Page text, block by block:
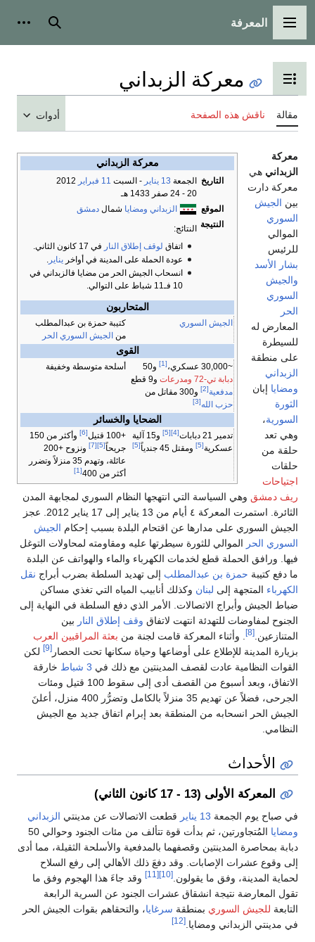
القائمة الرئيسية
المعرفة بحث
تبديل عرض جدول المحتويات
معركة الزبداني
مقالة ناقش هذه الصفحة أدوات
معركة الزبداني
التاريخ الجمعة 13 يناير - السبت 11 فبراير
20 - 24 صفر 1433 هـ
الموقع
الزبداني ومضايا شمال دمشق
النتيجة
النتائج:
اتفاق لوقف إطلاق النار في 17 كانون الثاني.
عودة الحملة على المدينة في أواخر يناير
انسحاب الجيش الحر من مضايا فالزبداني في
10 فـ11 شباط على التوالي.
المتحاربون
الجيش السوري
كتيبة حمزة بن عبدالمطلب
من الجيش السوري الحر
القوى
~30,000 عسكري، [1]
و50
دبابة تي-72
ومدرعات و9 قطع
مدفعية[2]
و300 مقاتل من
حزب الله[3]
أسلحة متوسطة وخفيفة
الضحايا والخسائر
تدمير 21 دبابات [4]
[5]
و15 آلية
عسكرية[5] ومقتل 45 جندياً [5]
+100 قتيل [6]
وأكثر من 150
جريحاً[5]
[7]
ونزوح +200
عائلة، وتهدم 35 منزلاً وتضرر
أكثر من 400
[1]
معركة
الزبداني هي
معركة دارت
بين الجيش
السوري
الموالي
للرئيس
بشار الأسد
والجيش
السوري
الحر
المعارض له
للسيطرة
على منطقة
الزبداني
ومضايا إبان
الثورة
السورية،
وهي تعد
حلقة من
حلقات
اجتياحات
ريف دمشق وهي السياسة التي انتهجها النظام السوري لمجابهة المدن
الثائرة. استمرت المعركة ٤ أيام من 13 يناير إلى 17 يناير 2012. عجز
الجيش السوري على مدارها عن اقتحام البلدة بسبب إحكام الجيش
السوري الحر الموالي للثورة سيطرتها عليه ومقاومته لمحاولات التوغل
فيها. ورافق الحملة قطع لخدمات الكهرباء والماء والهواتف عن البلدة
ما دفع كتيبة حمزة بن عبدالمطلب إلى تهديد السلطة بضرب أبراج نقل
الكهرباء المتجهة إلى لبنان وكذلك أنابيب المياه التي تغذي مساكن
ضباط الجيش وأبراج الاتصالات. الأمر الذي دفع السلطة في النهاية إلى
الجنوح لمفاوضات للتهدئة انتهت لاتفاق وقف إطلاق النار بين
المتنازعين. [8] . وأثناء المعركة قامت لجنة من بعثة المراقبين العرب
بزيارة المدينة للإطلاع على أوضاعها وحياة سكانها تحت الحصار [9]
لكن
القوات النظامية عادت لقصف المدينتين مع ذلك في 3 شباط
خارقة
الاتفاق، وبعد أسبوع من القصف أدى إلى سقوط 100 قتيل ومئات
الجرحى، فضلاً عن تهديم 35 منزلاً بالكامل وتضرُّر 400 منزل، أعلنَ
الجيش الحر انسحابه من المنطقة بعد إبرام اتفاق جديد مع الجيش
النظامي.
الأحداث
المعركة الأولى (13 - 17 كانون الثاني)
في صباح يوم الجمعة 13 يناير قطعت الاتصالات عن مدينتي الزبداني
ومضايا
المُتجاورتين، ثم بدأت قوة تتألف من مئات الجنود وحوالي 50
دبابة بمحاصرة المدينتين وقصفهما بالمدفعية والأسلحة الثقيلة، مما أدى
إلى وقوع عشرات الإصابات. وقد دفعَ ذلك الأهالي إلى رفع السلاح
لحماية المدينة، وفق ما يقولون. [10]
[11]
وقد جاءَ هذا الهجوم وفق ما
تقول المعارضة نتيجة انشقاق عشرات الجنود عن السرية الرابعة
التابعة للجيش السوري بمنطقة سرغايا، والتحقاهم بقوات الجيش الحر
في مدينتي الزبداني ومضايا. [12]